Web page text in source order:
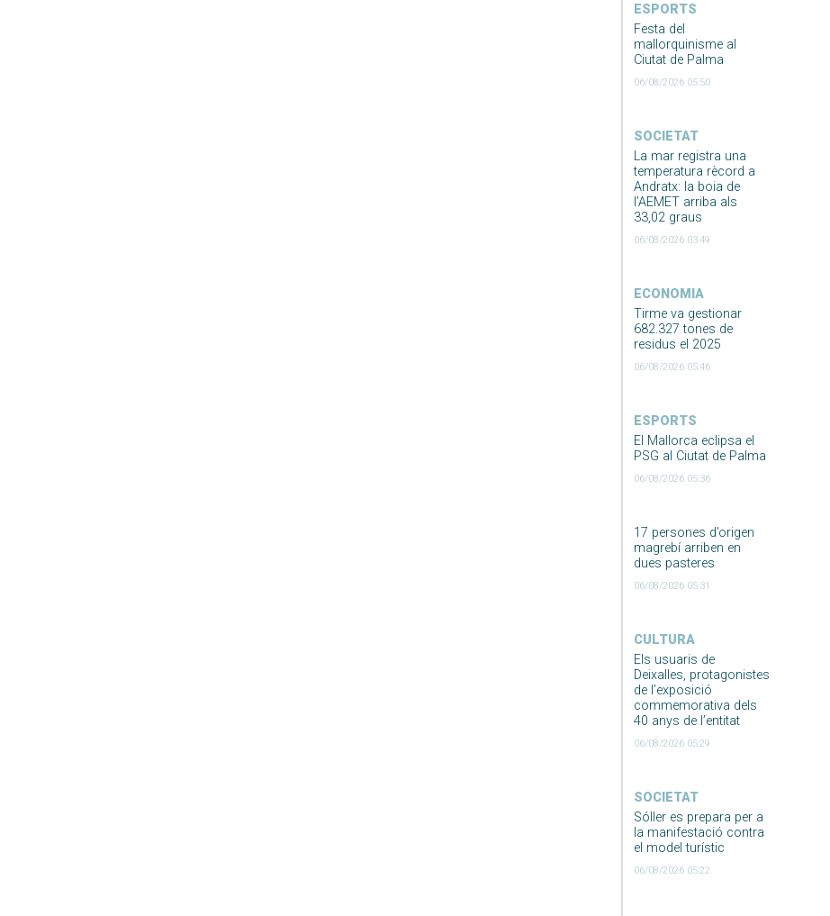
ESPORTS
Festa del
mallorquinisme al
Ciutat de Palma
06/08/2026 05:50
SOCIETAT
La mar registra una
temperatura rècord a
Andratx: la boia de
l’AEMET arriba als
33,02 graus
06/08/2026 03:49
ECONOMIA
Tirme va gestionar
682.327 tones de
residus el 2025
06/08/2026 05:46
ESPORTS
El Mallorca eclipsa el
PSG al Ciutat de Palma
06/08/2026 05:36
17 persones d’origen
magrebí arriben en
dues pasteres
06/08/2026 05:31
CULTURA
Els usuaris de
Deixalles, protagonistes
de l’exposició
commemorativa dels
40 anys de l’entitat
06/08/2026 05:29
SOCIETAT
Sóller es prepara per a
la manifestació contra
el model turístic
06/08/2026 05:22